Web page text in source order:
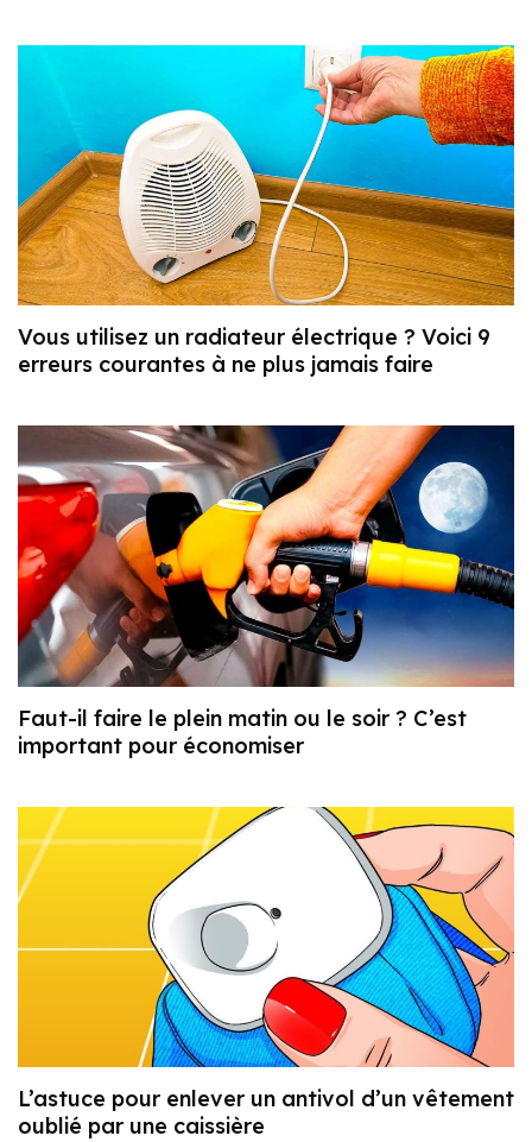
Vous utilisez un radiateur électrique ? Voici 9
erreurs courantes à ne plus jamais faire
Faut-il faire le plein matin ou le soir ? C’est
important pour économiser
L’astuce pour enlever un antivol d’un vêtement
oublié par une caissière